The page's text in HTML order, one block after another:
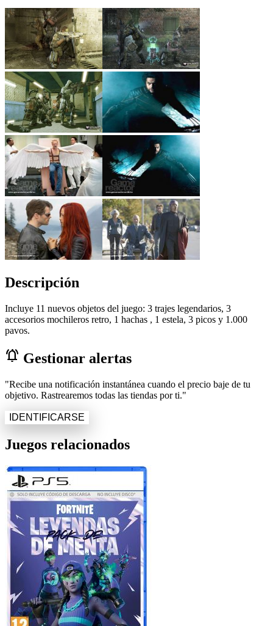
Descripción
Incluye 11 nuevos objetos del juego: 3 trajes legendarios, 3
accesorios mochileros retro, 1 hachas , 1 estela, 3 picos y 1.000
pavos.
notifications_active Gestionar alertas
"Recibe una notificación instantánea cuando el precio baje de tu
objetivo. Rastrearemos todas las tiendas por ti."
IDENTIFICARSE
Juegos relacionados